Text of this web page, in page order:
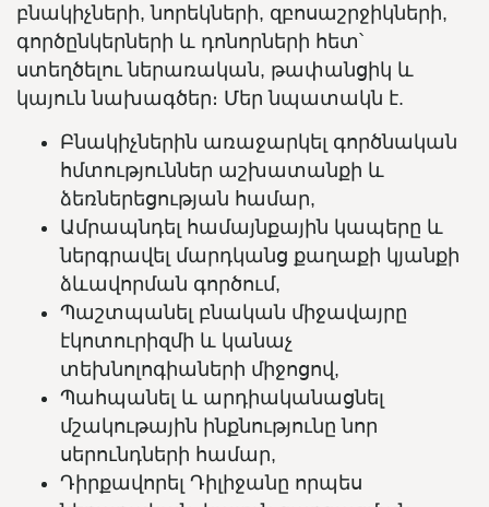
բնակիչների, նորեկների, զբոսաշրջիկների,
գործընկերների և դոնորների հետ՝
ստեղծելու ներառական, թափանցիկ և
կայուն նախագծեր։ Մեր նպատակն է.
Բնակիչներին առաջարկել գործնական
հմտություններ աշխատանքի և
ձեռներեցության համար,
Ամրապնդել համայնքային կապերը և
ներգրավել մարդկանց քաղաքի կյանքի
ձևավորման գործում,
Պաշտպանել բնական միջավայրը
էկոտուրիզմի և կանաչ
տեխնոլոգիաների միջոցով,
Պահպանել և արդիականացնել
մշակութային ինքնությունը նոր
սերունդների համար,
Դիրքավորել Դիլիջանը որպես